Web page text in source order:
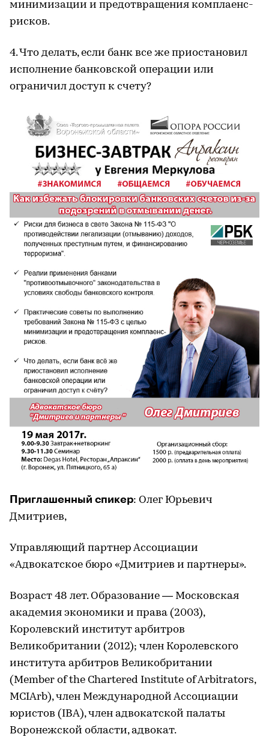
минимизации и предотвращения комплаенс-
рисков.
4. Что делать, если банк все же приостановил
исполнение банковской операции или
ограничил доступ к счету?
Приглашенный спикер: Олег Юрьевич
Дмитриев,
Управляющий партнер Ассоциации
«Адвокатское бюро «Дмитриев и партнеры».
Возраст 48 лет. Образование — Московская
академия экономики и права (2003),
Королевский институт арбитров
Великобритании (2012); член Королевского
института арбитров Великобритании
(Member of the Chartered Institute of Arbitrators,
MCIArb), член Международной Ассоциации
юристов (IBA), член адвокатской палаты
Воронежской области, адвокат.